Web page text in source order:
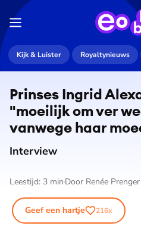
Kijk & Luister Royaltynieuws
Prinses Ingrid
"moeilijk om ver
vanwege haar
Interview
Leestijd: 3 min Door Renée Prenger
Geef een hartje 216x